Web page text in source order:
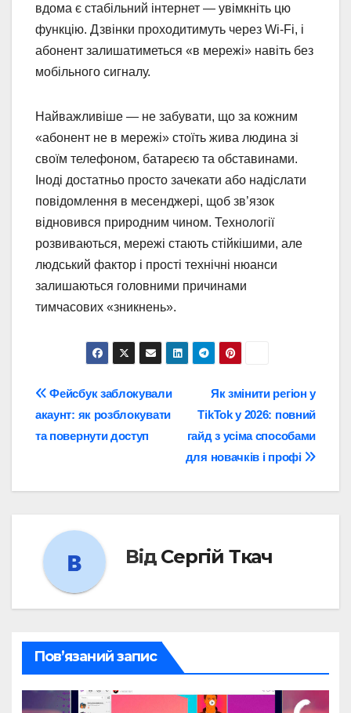
вдома є стабільний інтернет — увімкніть цю
функцію. Дзвінки проходитимуть через Wi-Fi, і
абонент залишатиметься «в мережі» навіть без
мобільного сигналу.
Найважливіше — не забувати, що за кожним
«абонент не в мережі» стоїть жива людина зі
своїм телефоном, батареєю та обставинами.
Іноді достатньо просто зачекати або надіслати
повідомлення в месенджері, щоб зв’язок
відновився природним чином. Технології
розвиваються, мережі стають стійкішими, але
людський фактор і прості технічні нюанси
залишаються головними причинами
тимчасових «зникнень».
Навігація
записів
Як змінити регіон у
TikTok у 2026: повний
гайд з усіма способами
для новачків і профі
Фейсбук заблокували
акаунт: як розблокувати
та повернути доступ
Від Сергій Ткач
Пов’язаний запис